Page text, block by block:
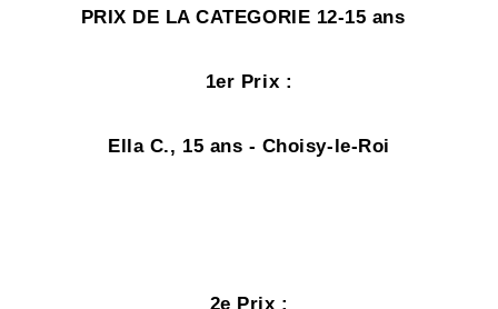
PRIX DE LA CATEGORIE 12-15 ans
1er Prix :
Ella C., 15 ans - Choisy-le-Roi
2e Prix :